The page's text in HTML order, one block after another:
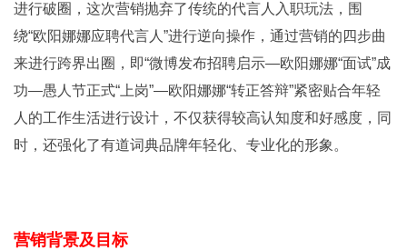
进行破圈，这次营销抛弃了传统的代言人入职玩法，围
绕“欧阳娜娜应聘代言人”进行逆向操作，通过营销的四步曲
来进行跨界出圈，即“微博发布招聘启示—欧阳娜娜“面试”成
功—愚人节正式“上岗”—欧阳娜娜“转正答辩”紧密贴合年轻
人的工作生活进行设计，不仅获得较高认知度和好感度，同
时，还强化了有道词典品牌年轻化、专业化的形象。
营销背景及目标